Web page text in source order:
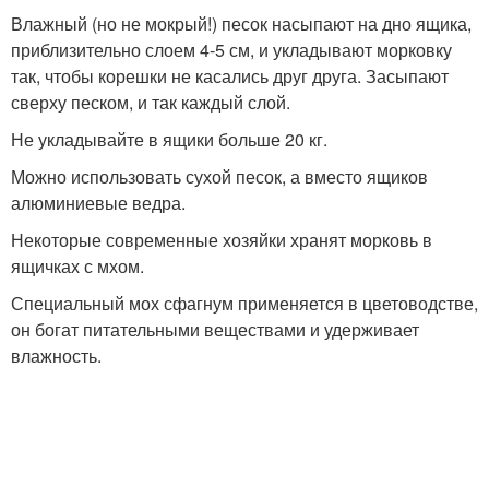
Влажный (но не мокрый!) песок насыпают на дно ящика,
приблизительно слоем 4-5 см, и укладывают морковку
так, чтобы корешки не касались друг друга. Засыпают
сверху песком, и так каждый слой.
Не укладывайте в ящики больше 20 кг.
Можно использовать сухой песок, а вместо ящиков
алюминиевые ведра.
Некоторые современные хозяйки хранят морковь в
ящичках с мхом.
Специальный мох сфагнум применяется в цветоводстве,
он богат питательными веществами и удерживает
влажность.